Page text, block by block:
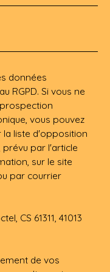
données
RGPD. Si vous ne
vous pouvez
la liste d'opposition
prévu par l'article
sur le site
par courrier
CS 61311, 41013
de vos